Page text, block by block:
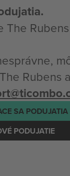
The
Rubens
SA PODUJATIA
PODUJATIE